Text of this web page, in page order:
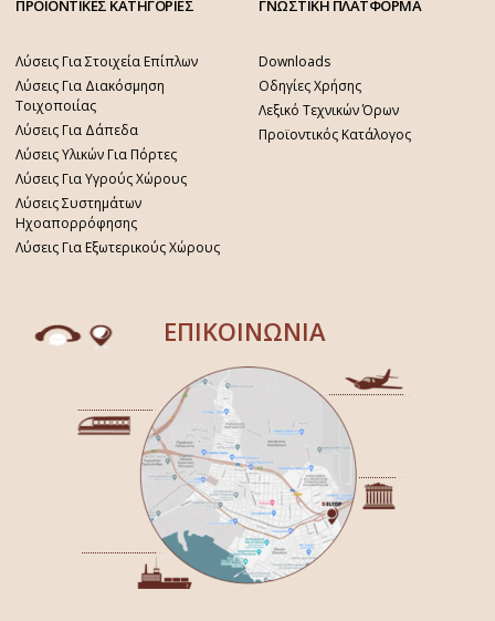
ΠΡΟΙΟΝΤΙΚΕΣ ΚΑΤΗΓΟΡΙΕΣ
Λύσεις Για Στοιχεία Επίπλων
Λύσεις Για Διακόσμηση
Τοιχοποιίας
Λύσεις Για Δάπεδα
Λύσεις Υλικών Για Πόρτες
Λύσεις Για Υγρούς Χώρους
Λύσεις Συστημάτων
Ηχοαπορρόφησης
Λύσεις Για Εξωτερικούς Χώρους
ΓΝΩΣΤΙΚΗ ΠΛΑΤΦΟΡΜΑ
Downloads
Οδηγίες Χρήσης
Λεξικό Τεχνικών Όρων
Προϊοντικός Κατάλογος
ΕΠΙΚΟΙΝΩΝΙΑ